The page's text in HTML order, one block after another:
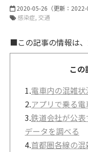
2020-05-26 （更新：
感染症 交通
■この記事の情報は、
この
1.電車内の混雑
2.アプリで乗る
3.鉄道会社が公
データを調べる
4.首都圏各線の